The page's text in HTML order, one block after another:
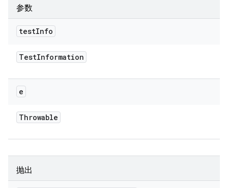
参数
testInfo
TestInformation
e
Throwable
抛出